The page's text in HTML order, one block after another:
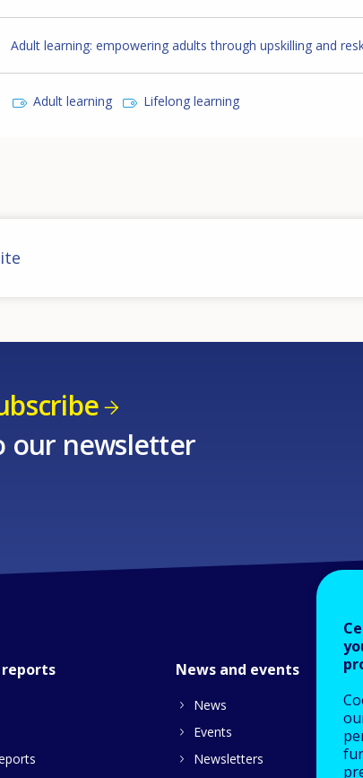
Adult learning: empowering adults through upskilling and
Adult learning Lifelong learning
our newsletter
reports News and events
News
Events
Newsletters